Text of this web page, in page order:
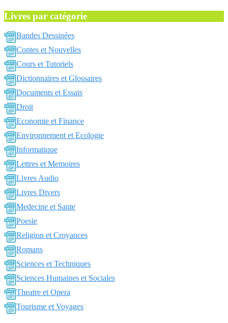
Livres par catégorie
Bandes Dessinées
Contes et Nouvelles
Cours et Tutoriels
Dictionnaires et Glossaires
Documents et Essais
Droit
Economie et Finance
Environnement et Ecologie
Informatique
Lettres et Memoires
Livres Audio
Livres Divers
Medecine et Sante
Poesie
Religion et Croyances
Romans
Sciences et Techniques
Sciences Humaines et Sociales
Theatre et Opera
Tourisme et Voyages